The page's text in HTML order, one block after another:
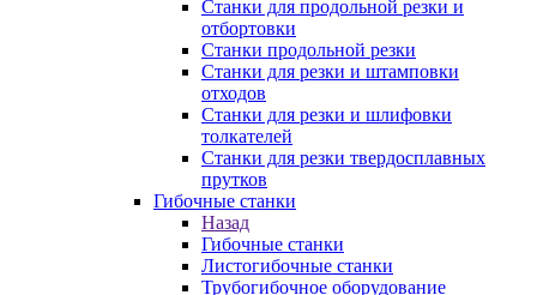
Станки для продольной резки и
отбортовки
Станки продольной резки
Станки для резки и штамповки
отходов
Станки для резки и шлифовки
толкателей
Станки для резки твердосплавных
прутков
Гибочные станки
Назад
Гибочные станки
Листогибочные станки
Трубогибочное оборудование